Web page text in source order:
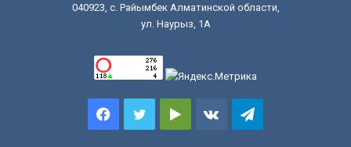
040923, с. Райымбек Алматинской области,
ул. Наурыз, 1А
FacebookTwitterGoogle vk.comTelegram